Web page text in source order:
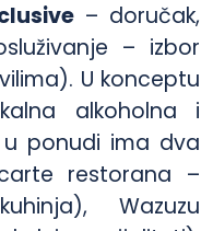
– doručak,
– izbor
U konceptu
alkoholna i
ponudi ima dva
restorana –
Wazuzu